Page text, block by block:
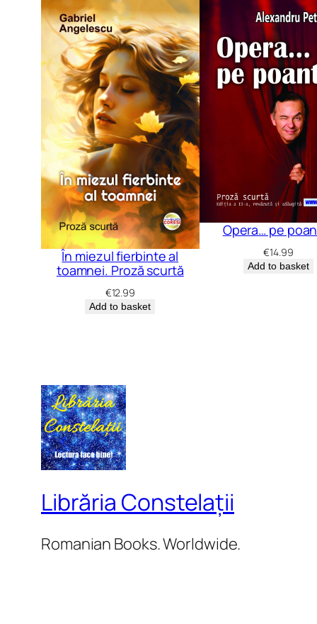
În miezul fierbinte al
toamnei. Proză scurtă
€12.99
Add to basket
Opera… pe
€14.99
Add to basket
Librăria Constelații
Romanian Books. Worldwide.